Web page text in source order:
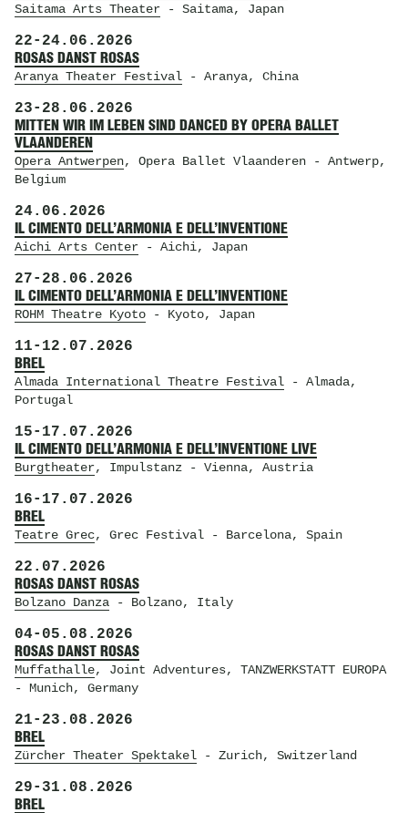
Saitama Arts Theater- Saitama, Japan
22- 24.06.2026
ROSAS DANST ROSAS
Aranya Theater Festival- Aranya, China
23- 28.06.2026
MITTEN WIR IM LEBEN SIND DANCED BY OPERA BALLET
VLAANDEREN
Opera Antwerpen, Opera Ballet Vlaanderen- Antwerp,
Belgium
24.06.2026
IL CIMENTO DELL’ARMONIA E DELL’INVENTIONE
Aichi Arts Center- Aichi, Japan
27- 28.06.2026
IL CIMENTO DELL’ARMONIA E DELL’INVENTIONE
ROHM Theatre Kyoto- Kyoto, Japan
11- 12.07.2026
BREL
Almada International Theatre Festival- Almada,
Portugal
15- 17.07.2026
IL CIMENTO DELL’ARMONIA E DELL’INVENTIONE LIVE
Burgtheater, Impulstanz- Vienna, Austria
16- 17.07.2026
BREL
Teatre Grec, Grec Festival- Barcelona, Spain
22.07.2026
ROSAS DANST ROSAS
Bolzano Danza- Bolzano, Italy
04- 05.08.2026
ROSAS DANST ROSAS
Muffathalle, Joint Adventures, TANZWERKSTATT EUROPA
- Munich, Germany
21- 23.08.2026
BREL
Zürcher Theater Spektakel- Zurich, Switzerland
29- 31.08.2026
BREL